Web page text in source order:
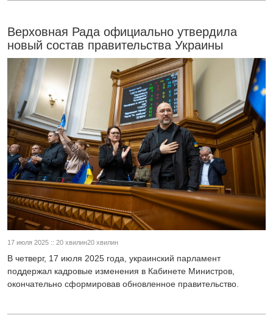
Верховная Рада официально утвердила
новый состав правительства Украины
17 июля 2025 :: 20 хвилин20 хвилин
В четверг, 17 июля 2025 года, украинский парламент
поддержал кадровые изменения в Кабинете Министров,
окончательно сформировав обновленное правительство.